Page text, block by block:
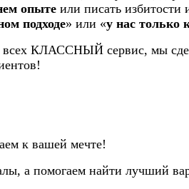
опыте или писать избитости
подходе» или «у нас только
всех КЛАССНЫЙ сервис, мы
к вашей мечте!
а помогаем найти лучший